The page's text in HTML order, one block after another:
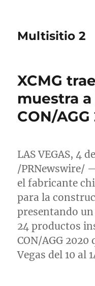
Multisitio 2
XCMG
muestra a
CON/
LAS VEGAS, 4
/PRNewswire/
el fabricante
para la
presentando
24 productos
CON/AGG 2020
Vegas del 10 al